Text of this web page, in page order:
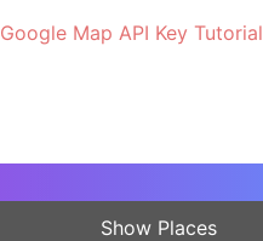
Show Places
Google Map API Key Tutorial